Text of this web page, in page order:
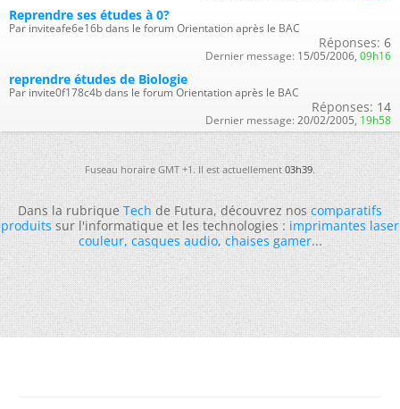
Reprendre ses études à 0?
Par inviteafe6e16b dans le forum Orientation après le BAC
Réponses: 6
Dernier message: 15/05/2006, 09h16
reprendre études de Biologie
Par invite0f178c4b dans le forum Orientation après le BAC
Réponses: 14
Dernier message: 20/02/2005, 19h58
Fuseau horaire GMT +1. Il est actuellement03h39.
Dans la rubriqueTechde Futura, découvrez noscomparatifs
produitssur l'informatique et les technologies :imprimantes laser
couleur,casques audio,chaises gamer...